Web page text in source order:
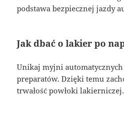
podstawa bezpiecznej jazdy
Jak dbać o lakier po
Unikaj myjni
preparatów. Dzięki temu
trwałość powłoki lakierniczej.